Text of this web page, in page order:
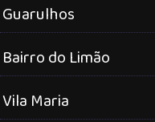
Guarulhos
Bairro do Limão
Vila Maria